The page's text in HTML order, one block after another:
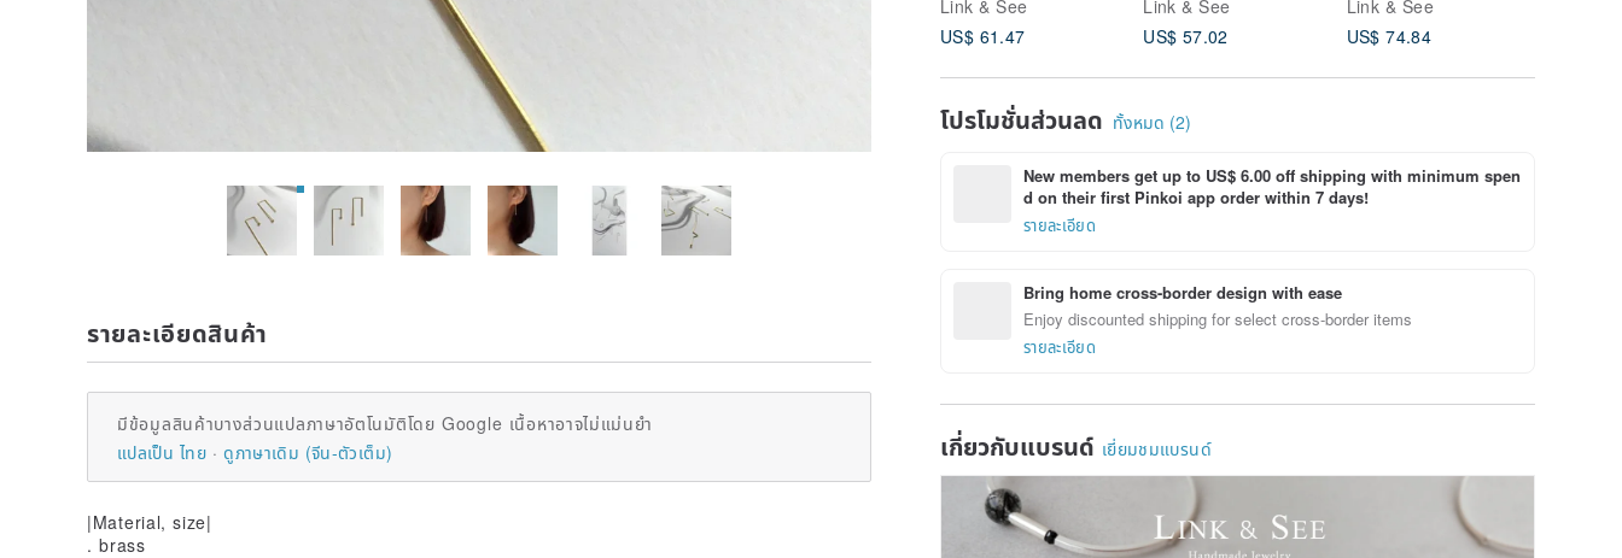
Link & See
US$ 61.47
Link & See
US$ 57.02
Link & See
US$ 74.84
โปรโมชั่นส่วนลด ทั้งหมด (2)
New members get up to US$ 6.00 off shipping with minimum spen
d on their first Pinkoi app order within 7 days!
รายละเอียด
Bring home cross-border design with ease
Enjoy discounted shipping for select cross-border items
รายละเอียด
เกี่ยวกับแบรนด์ เยี่ยมชมแบรนด์
รายละเอียดสินค้า
มีข้อมูลสินค้าบางส่วนแปลภาษาอัตโนมัติโดย Google เนื้อหาอาจไม่แม่นยำ
แปลเป็น ไทย
ดูภาษาเดิม (จีน-ตัวเต็ม)
|Material, size|
. brass